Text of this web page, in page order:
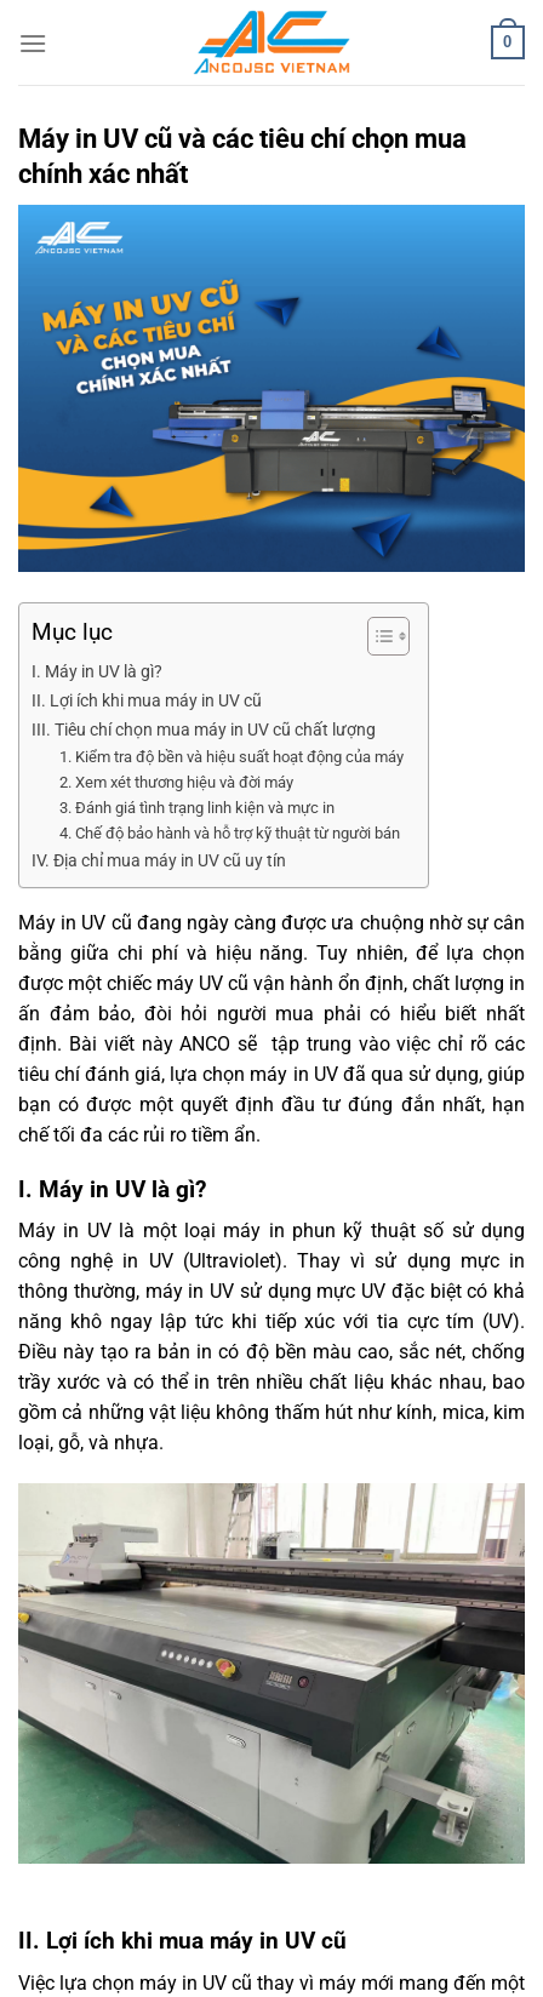
qua
0
Máy in UV cũ và các tiêu chí chọn mua
chính xác nhất
Mục lục
I. Máy in UV là gì?
II. Lợi ích khi mua máy in UV cũ
III. Tiêu chí chọn mua máy in UV cũ chất lượng
1. Kiểm tra độ bền và hiệu suất hoạt động của máy
2. Xem xét thương hiệu và đời máy
3. Đánh giá tình trạng linh kiện và mực in
4. Chế độ bảo hành và hỗ trợ kỹ thuật từ người bán
IV. Địa chỉ mua máy in UV cũ uy tín
Máy in UV cũ đang ngày càng được ưa chuộng nhờ sự cân
bằng giữa chi phí và hiệu năng. Tuy nhiên, để lựa chọn
được một chiếc máy UV cũ vận hành ổn định, chất lượng in
ấn đảm bảo, đòi hỏi người mua phải có hiểu biết nhất
định. Bài viết này ANCO sẽ tập trung vào việc chỉ rõ các
tiêu chí đánh giá, lựa chọn máy in UV đã qua sử dụng, giúp
bạn có được một quyết định đầu tư đúng đắn nhất, hạn
chế tối đa các rủi ro tiềm ẩn.
I. Máy in UV là gì?
Máy in UV là một loại máy in phun kỹ thuật số sử dụng
công nghệ in UV (Ultraviolet). Thay vì sử dụng mực in
thông thường, máy in UV sử dụng mực UV đặc biệt có khả
năng khô ngay lập tức khi tiếp xúc với tia cực tím (UV).
Điều này tạo ra bản in có độ bền màu cao, sắc nét, chống
trầy xước và có thể in trên nhiều chất liệu khác nhau, bao
gồm cả những vật liệu không thấm hút như kính, mica, kim
loại, gỗ, và nhựa.
II. Lợi ích khi mua máy in UV cũ
Việc lựa chọn máy in UV cũ thay vì máy mới mang đến một